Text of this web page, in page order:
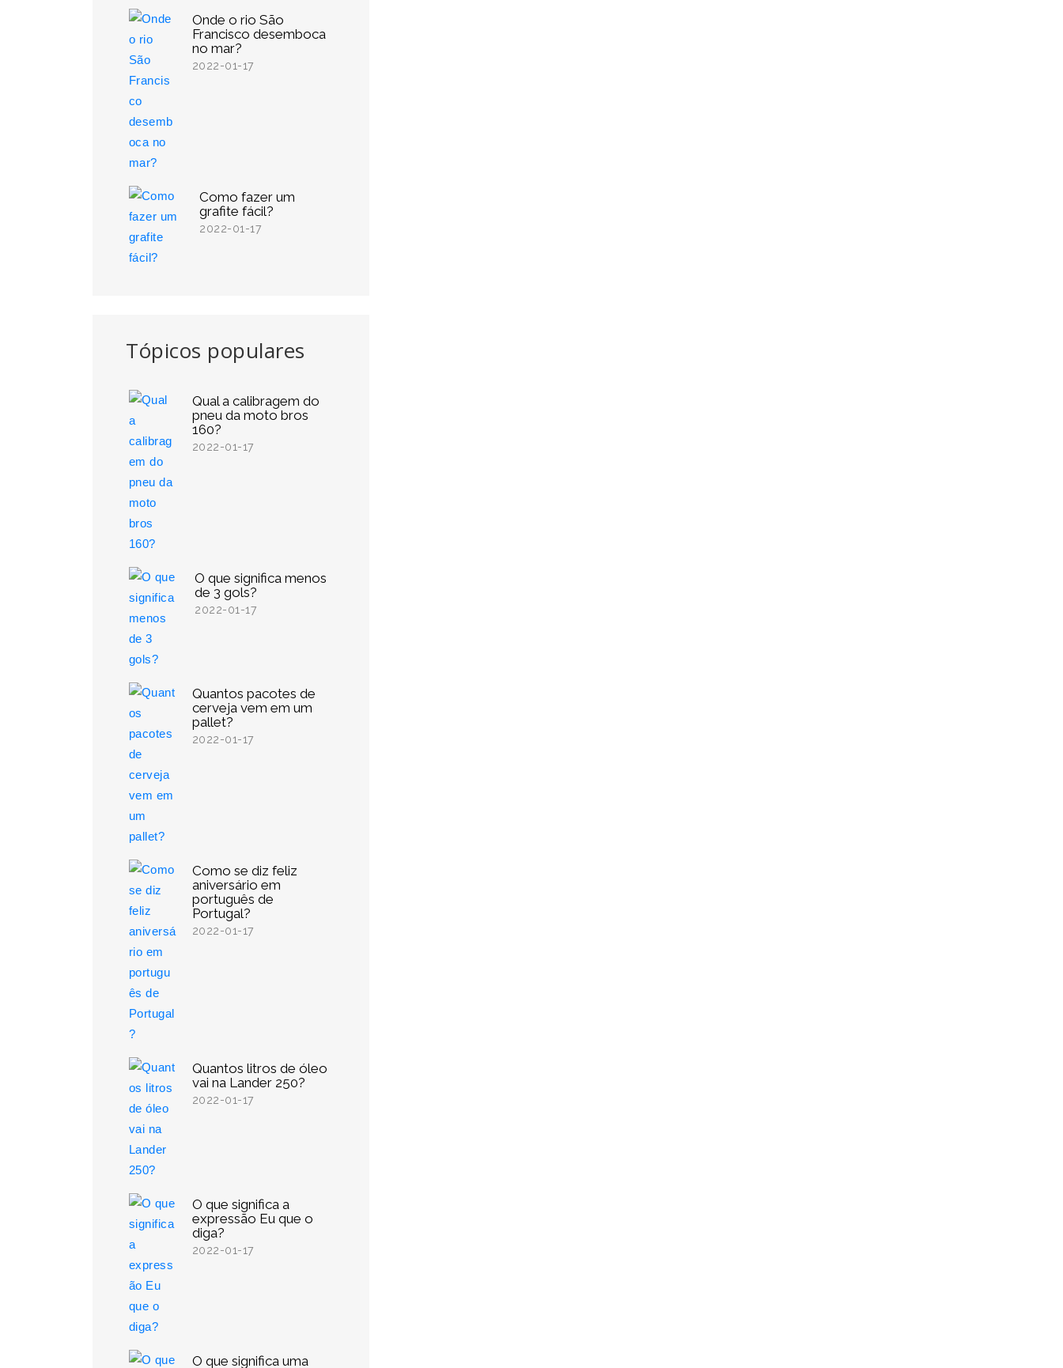
Onde o rio São
Francisco desemboca
no mar?
2022-01-17
Como fazer um
grafite fácil?
2022-01-17
Tópicos populares
Qual a calibragem do
pneu da moto bros
160?
2022-01-17
O que significa menos
de 3 gols?
2022-01-17
Quantos pacotes de
cerveja vem em um
pallet?
2022-01-17
Como se diz feliz
aniversário em
português de
Portugal?
2022-01-17
Quantos litros de óleo
vai na Lander 250?
2022-01-17
O que significa a
expressão Eu que o
diga?
2022-01-17
O que significa uma